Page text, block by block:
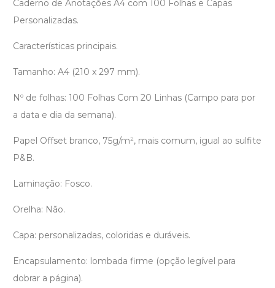
Caderno de Anotações A4 com 100 Folhas e Capas
Personalizadas.
Características principais.
Tamanho: A4 (210 x 297 mm).
Nº de folhas: 100 Folhas Com 20 Linhas (Campo para por
a data e dia da semana).
Papel Offset branco, 75g/m², mais comum, igual ao sulfite
P&B.
Laminação: Fosco.
Orelha: Não.
Capa: personalizadas, coloridas e duráveis.
Encapsulamento: lombada firme (opção legível para
dobrar a página).